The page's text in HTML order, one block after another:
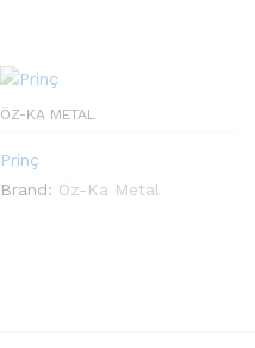
ÖZ-KA METAL
Prinç
Brand: Öz-Ka Metal